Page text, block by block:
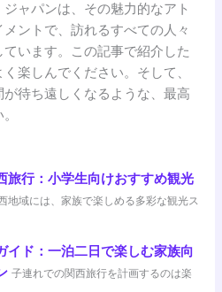
ャパンは、その魅力的なアト
ントで、訪れるすべての人々
います。この記事で紹介した
楽しんでください。そして、
待ち遠しくなるような、最高
旅行：小学生向けおすすめ観光
地域には、家族で楽しめる多彩な観光ス
イド：一泊二日で楽しむ家族向
子連れでの関西旅行を計画するのは楽